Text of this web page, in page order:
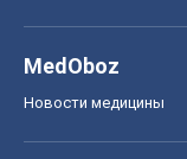
MedOboz
Новости медицины